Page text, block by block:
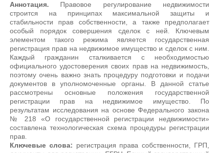
Аннотация. Правовое регулирование недвижимости
строится на принципах максимальной защиты и
стабильности прав собственности, а также предполагает
особый порядок совершения сделок с ней. Ключевым
элементом такого режима является государственная
регистрация прав на недвижимое имущество и сделок с ним.
Каждый гражданин сталкивается с необходимостью
официального удостоверения своих прав на недвижимость,
поэтому очень важно знать процедуру подготовки и подачи
документов в уполномоченные органы. В данной статье
рассмотрены основные положения государственной
регистрации прав на недвижимое имущество. По
результатам исследования на основе Федерального закона
№ 218 «О государственной регистрации недвижимости»
составлена технологическая схема процедуры регистрации
прав.
Ключевые слова: регистрация права собственности, ГРП,